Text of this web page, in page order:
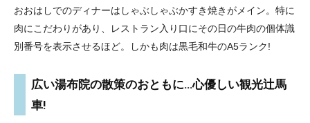
おおはしでのディナーはしゃぶしゃぶかすき焼きがメイン。特に
肉にこだわりがあり、レストラン入り口にその日の牛肉の個体識
別番号を表示させるほど。しかも肉は黒毛和牛のA5ランク!
広い湯布院の散策のおともに…心優しい観光辻馬
車!